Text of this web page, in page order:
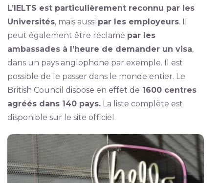
L’IELTS est particulièrement reconnu par les
Universités, mais aussi par les employeurs. Il
peut également être réclamé par les
ambassades à l’heure de demander un visa,
dans un pays anglophone par exemple. Il est
possible de le passer dans le monde entier. Le
British Council dispose en effet de 1600 centres
agréés dans 140 pays.La liste complète est
disponible sur le site officiel.